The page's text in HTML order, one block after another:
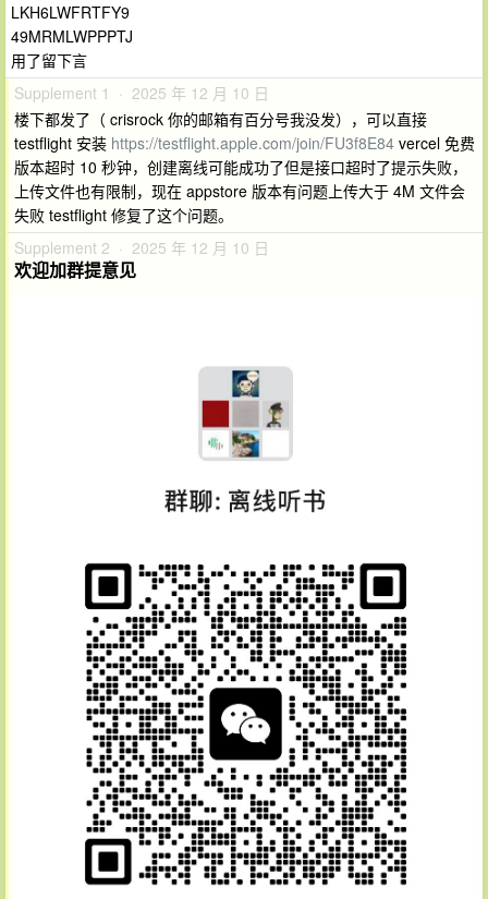
LKH6LWFRTFY9
49MRMLWPPPTJ
用了留下言
Supplement 1 · 2025 年 12 月 10 日
楼下都发了（ crisrock 你的邮箱有百分号我没发），可以直接
testflight 安装 https://testflight.apple.com/join/FU3f8E84 vercel 免费
版本超时 10 秒钟，创建离线可能成功了但是接口超时了提示失败，
上传文件也有限制，现在 appstore 版本有问题上传大于 4M 文件会
失败 testflight 修复了这个问题。
Supplement 2 · 2025 年 12 月 10 日
欢迎加群提意见